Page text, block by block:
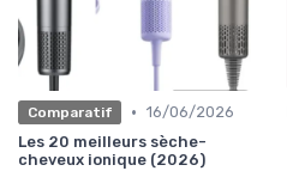
Comparatif • 16/06/2026
Les 20 meilleurs sèche-
cheveux ionique (2026)